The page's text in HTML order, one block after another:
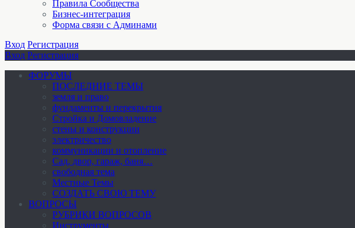
Правила Сообщества
Бизнес-интеграция
Форма связи с Админами
Вход Регистрация
Вход Регистрация
ФОРУМЫ
ПОСЛЕДНИЕ ТЕМЫ
земля и право
фундаменты и перекрытия
Стройка и Домовладение
стены и конструкции
электричество
коммуникации и отопление
Cад, двор, гараж, баня…
свободная тема
Местные Темы
СОЗДАТЬ СВОЮ ТЕМУ
ВОПРОСЫ
РУБРИКИ ВОПРОСОВ
Инструменты